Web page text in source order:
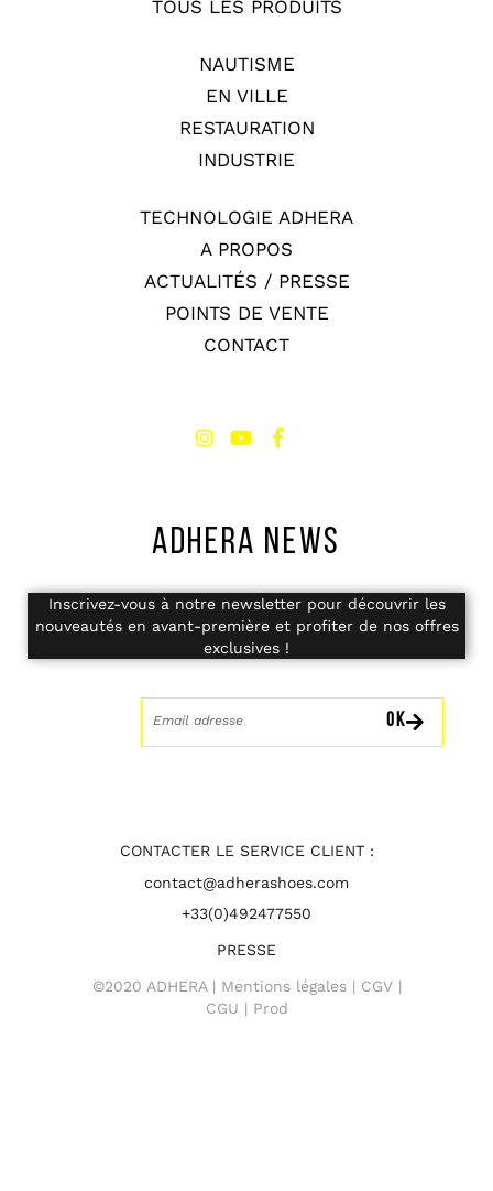
TOUS LES PRODUITS
NAUTISME
EN VILLE
RESTAURATION
INDUSTRIE
TECHNOLOGIE ADHERA
A PROPOS
ACTUALITÉS / PRESSE
POINTS DE VENTE
CONTACT
ADHERA NEWS
Inscrivez-vous à notre newsletter pour découvrir les
nouveautés en avant-première et profiter de nos offres
exclusives !
OK
©2020 ADHERA | Mentions légales| CGV|
CGU | Prod
CONTACTER LE SERVICE CLIENT :
contact@adherashoes.com
+33(0)492477550
PRESSE